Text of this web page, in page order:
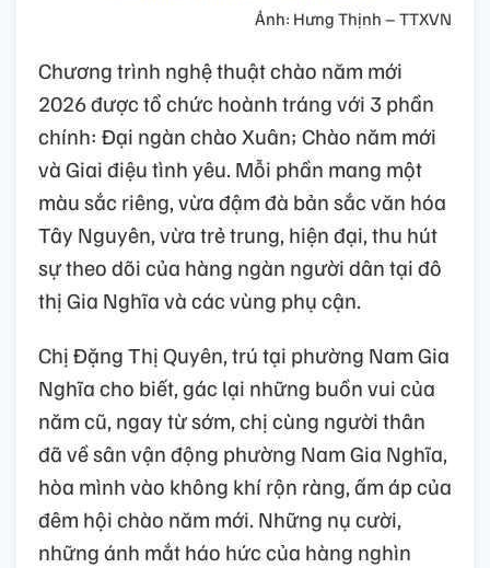
Ảnh: Hưng Thịnh – TTXVN
Chương trình nghệ thuật chào năm mới
2026 được tổ chức hoành tráng với 3 phần
chính: Đại ngàn chào Xuân; Chào năm mới
và Giai điệu tình yêu. Mỗi phần mang một
màu sắc riêng, vừa đậm đà bản sắc văn hóa
Tây Nguyên, vừa trẻ trung, hiện đại, thu hút
sự theo dõi của hàng ngàn người dân tại đô
thị Gia Nghĩa và các vùng phụ cận.
Chị Đặng Thị Quyên, trú tại phường Nam Gia
Nghĩa cho biết, gác lại những buồn vui của
năm cũ, ngay từ sớm, chị cùng người thân
đã về sân vận động phường Nam Gia Nghĩa,
hòa mình vào không khí rộn ràng, ấm áp của
đêm hội chào năm mới. Những nụ cười,
những ánh mắt háo hức của hàng nghìn